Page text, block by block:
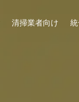
清掃業者向け